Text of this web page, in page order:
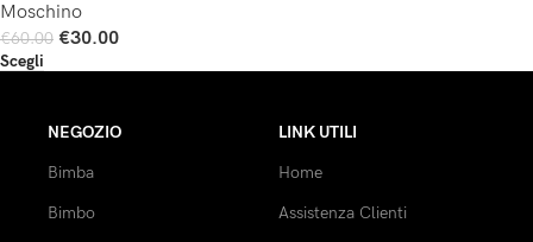
Moschino
€60.00 €30.00
Scegli
NEGOZIO
Bimba
Bimbo
LINK UTILI
Home
Assistenza Clienti